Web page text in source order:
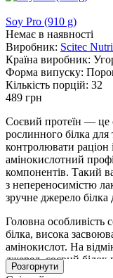
Soy Pro (910 g)
Немає в наявності
Виробник: Scitec
Країна виробник:
Форма випуску:
Кількість порцій: 32
489 грн
Соєвий протеїн — це
рослинного білка для
контролювати
амінокислотний
компонентів. Такий
з непереносимістю
зручне джерело
Головна особливість
білка, висока
амінокислот. На
джерел, соєвий білок
амінокислотним
Розгорнути